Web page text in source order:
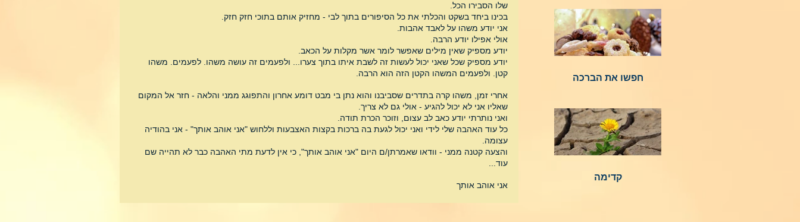
שלו הסבירו הכל.
בכינו ביחד בשקט והכלתי את כל הסיפורים בתוך לבי - מחזיק אותם בתוכי חזק חזק.
אני יודע משהו על לאבד אהבות.
אולי אפילו יודע הרבה.
יודע מספיק שאין מילים שאפשר לומר אשר מקלות על הכאב.
יודע מספיק שכל שאני יכול לעשות זה לשבת איתו בתוך צערו... ולפעמים זה עושה משהו. לפעמים. משהו
קטן. ולפעמים המשהו הקטן הזה הוא הרבה.
אחרי זמן, משהו קרה בתדרים שסביבנו והוא נתן בי מבט דומע אחרון והתפוגג ממני והלאה - חזר אל המקום
שאליו אני לא יכול להגיע - אולי גם לא צריך.
ואני נותרתי יודע כאב לב עצום, וזוכר הכרת תודה.
כל עוד האהבה שלי לידי ואני יכול לגעת בה ברכות בקצות האצבעות וללחוש "אני אוהב אותך" - אני בהודיה
עצומה.
והצעה קטנה ממני - וודאו שאמרתן/ם היום "אני אוהב אותך", כי אין לדעת מתי האהבה כבר לא תהייה שם
עוד...
אני אוהב אותך
חפשו את הברכה
קדימה